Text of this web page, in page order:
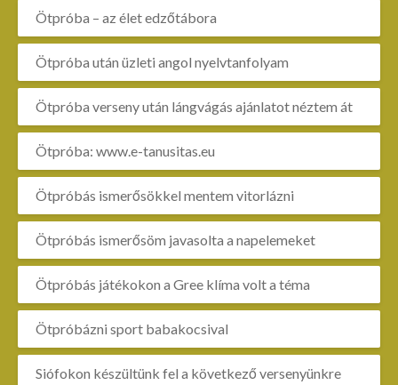
Ötpróba – az élet edzőtábora
Ötpróba után üzleti angol nyelvtanfolyam
Ötpróba verseny után lángvágás ajánlatot néztem át
Ötpróba: www.e-tanusitas.eu
Ötpróbás ismerősökkel mentem vitorlázni
Ötpróbás ismerősöm javasolta a napelemeket
Ötpróbás játékokon a Gree klíma volt a téma
Ötpróbázni sport babakocsival
Siófokon készültünk fel a következő versenyünkre